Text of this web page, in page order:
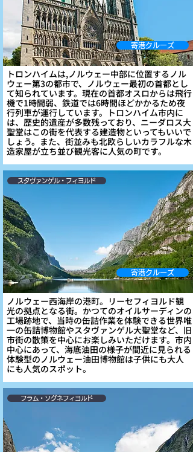
寄港クルーズ
トロンハイムは,ノルウェー中部に位置するノル
ウェー第3の都市で、ノルウェー最初の首都とし
て知られています。現在の首都オスロからは飛行
機で1時間弱、鉄道では6時間ほどかかるため夜
行列車が運行しています。トロンハイム市内に
は、歴史的遺産が多数残っており、ニーダロス大
聖堂はこの街を代表する建造物といってもいいで
しょう。また、街並みも北欧らしいカラフルな木
造家屋が立ち並び観光客に人気の町です。
スタヴァンゲル・フィヨルド
寄港クルーズ
ノルウェー西海岸の港町。リーセフィヨルド観
光の拠点となる街。かつてのオイルサーディンの
工場跡地で、当時の缶詰作業を体験できる世界唯
一の缶詰博物館やスタヴァンゲル大聖堂など、旧
市街の散策を中心にお楽しみいただけます。市内
中心にあって、海底油田の様子が間近に見られる
体験型のノルウェー油田博物館は子供にも大人
にも人気のスポット。
フラム・ソグネフィヨルド